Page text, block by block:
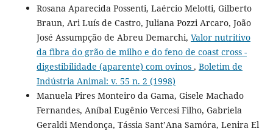
Rosana Aparecida Possenti, Laércio Melotti, Gilberto
Braun, Ari Luís de Castro, Juliana Pozzi Arcaro, João
José Assumpção de Abreu Demarchi, Valor nutritivo
da fibra do grão de milho e do feno de coast cross -
digestibilidade (aparente) com ovinos , Boletim de
Indústria Animal: v. 55 n. 2 (1998)
Manuela Pires Monteiro da Gama, Gisele Machado
Fernandes, Aníbal Eugênio Vercesi Filho, Gabriela
Geraldi Mendonça, Tássia Sant’Ana Samóra, Lenira El